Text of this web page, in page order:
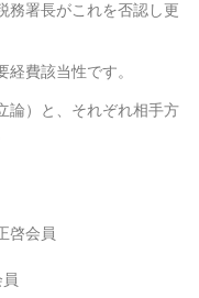
務署長がこれを否認し更
費該当性です。
論）と、それぞれ相手方
啓会員